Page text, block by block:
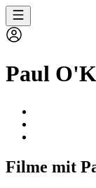
Paul
Filme mit